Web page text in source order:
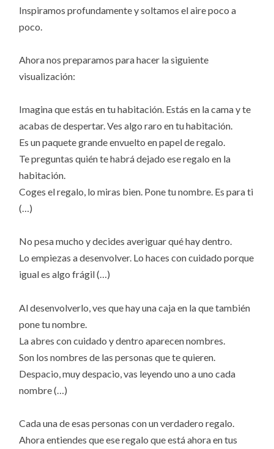
Inspiramos profundamente y soltamos el aire poco a
poco.
Ahora nos preparamos para hacer la siguiente
visualización:
Imagina que estás en tu habitación. Estás en la cama y te
acabas de despertar. Ves algo raro en tu habitación.
Es un paquete grande envuelto en papel de regalo.
Te preguntas quién te habrá dejado ese regalo en la
habitación.
Coges el regalo, lo miras bien. Pone tu nombre. Es para ti
(…)
No pesa mucho y decides averiguar qué hay dentro.
Lo empiezas a desenvolver. Lo haces con cuidado porque
igual es algo frágil (…)
Al desenvolverlo, ves que hay una caja en la que también
pone tu nombre.
La abres con cuidado y dentro aparecen nombres.
Son los nombres de las personas que te quieren.
Despacio, muy despacio, vas leyendo uno a uno cada
nombre (…)
Cada una de esas personas con un verdadero regalo.
Ahora entiendes que ese regalo que está ahora en tus